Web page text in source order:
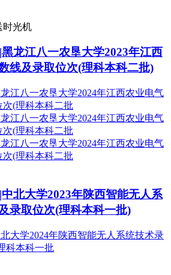
时光机
龙江八一农垦大学2023年江西
线及录取位次(理科本科二批)
北大学2023年陕西智能无人系
录取位次(理科本科一批)